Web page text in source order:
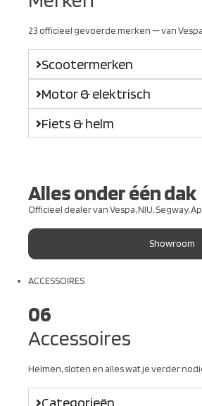
23 officieel gevoerde merken — van
Scootermerken
Motor & elektrisch
Fiets & helm
Alles onder één dak
Officieel dealer van Vespa, NIU, Segway,
Showroom
ACCESSOIRES
06
Accessoires
Helmen, sloten en alles wat je verder
Categorieën